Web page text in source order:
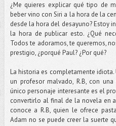
¿Me quieres explicar qué tipo de
beber vino con Siri a la hora de la
desde la hora del desayuno? Estoy
la hora de publicar esto. ¿Qué
Todos te adoramos, te queremos,
prestigio, ¿porqué Paul? ¿Por qué?
La historia es completamente
un profesor malvado, R.B, con
único personaje interesante es el
convertirlo al final de la novela en
conoce a R.B, quien le ofrece
Adam no se puede creer la suerte